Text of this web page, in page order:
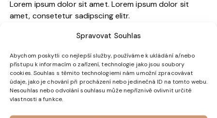
Spravovat Souhlas
Abychom poskytli co nejlepší služby, používáme k ukládání a/nebo
přístupu k informacím o zařízení, technologie jako jsou soubory
cookies. Souhlas s těmito technologiemi nám umožní zpracovávat
údaje, jako je chování při procházení nebo jedinečná ID na tomto webu.
Nesouhlas nebo odvolání souhlasu může nepříznivě ovlivnit určité
vlastnosti a funkce.
Lorem ipsum dolor sit amet. Lorem ipsum dolor sit
amet, consetetur sadipscing elitr.
Get in Touch